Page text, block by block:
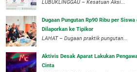
‎LUBUKLINGGAU – Kesatuan Aksi...
Dugaan Pungutan Rp90 Ribu per
Dilaporkan ke Tipikor
LAHAT – Dugaan praktik pungutan...
Aktivis Desak Aparat Lakukan
Cinta